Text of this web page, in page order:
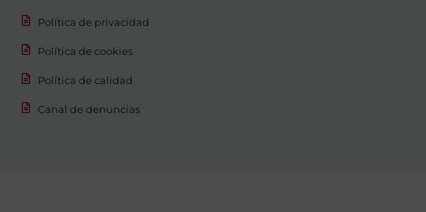
Política de privacidad
Política de cookies
Política de calidad
Canal de denuncias